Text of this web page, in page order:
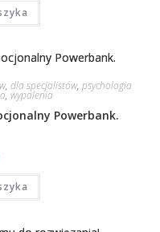
, dla specjalistów, psychologia
, wypalenia
Powerbank.